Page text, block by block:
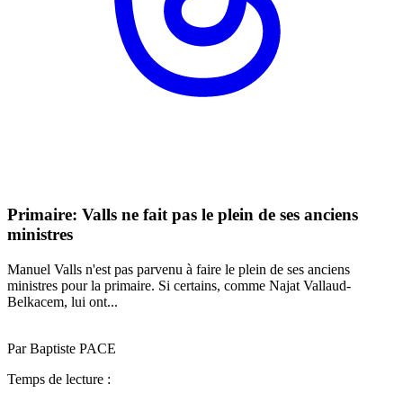
Primaire: Valls ne fait pas le plein de ses anciens
ministres
Manuel Valls n'est pas parvenu à faire le plein de ses anciens
ministres pour la primaire. Si certains, comme Najat Vallaud-
Belkacem, lui ont...
Par Baptiste PACE
Temps de lecture :